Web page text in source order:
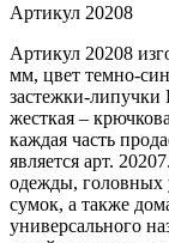
Артикул 20208
Артикул 20208
мм, цвет темно-
застежки-
жесткая –
каждая часть
является арт.
одежды, головных
сумок, а также
универсального